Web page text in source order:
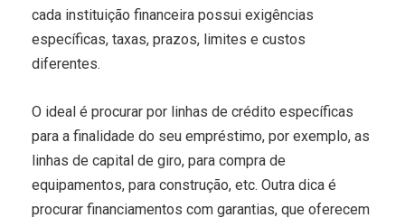
cada instituição financeira possui exigências
específicas, taxas, prazos, limites e custos
diferentes.
O ideal é procurar por linhas de crédito específicas
para a finalidade do seu empréstimo, por exemplo, as
linhas de capital de giro, para compra de
equipamentos, para construção, etc. Outra dica é
procurar financiamentos com garantias, que oferecem